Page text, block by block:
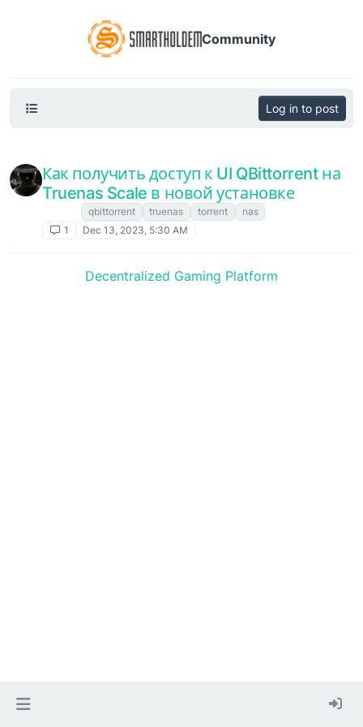
Community
Log in to post
Как получить доступ к UI QBittorrent на
Truenas Scale в новой установке
qbittorrent truenas torrent
nas
1
Dec 13, 2023, 5:30 AM
Decentralized Gaming Platform